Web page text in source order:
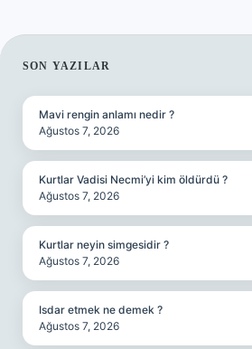
SIDEBAR
SON YAZILAR
Mavi rengin anlamı nedir ?
Ağustos 7, 2026
Kurtlar Vadisi Necmi’yi kim öldürdü ?
Ağustos 7, 2026
Kurtlar neyin simgesidir ?
Ağustos 7, 2026
Isdar etmek ne demek ?
Ağustos 7, 2026